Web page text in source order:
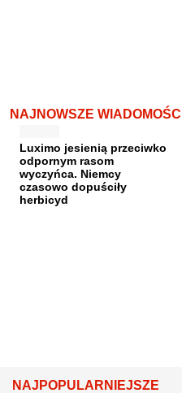
NAJNOWSZE WIADOMOŚCI
Luximo jesienią przeciwko
odpornym rasom
wyczyńca. Niemcy
czasowo dopuściły
herbicyd
NAJPOPULARNIEJSZE